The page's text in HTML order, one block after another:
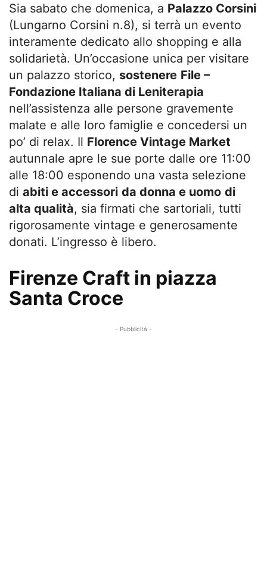
Sia sabato che domenica, a Palazzo Corsini
(Lungarno Corsini n.8), si terrà un evento
interamente dedicato allo shopping e alla
solidarietà. Un’occasione unica per visitare
un palazzo storico, sostenere File –
Fondazione Italiana di Leniterapia
nell’assistenza alle persone gravemente
malate e alle loro famiglie e concedersi un
po’ di relax. Il Florence Vintage Market
autunnale apre le sue porte dalle ore 11:00
alle 18:00 esponendo una vasta selezione
di abiti e accessori da donna e uomo di
alta qualità, sia firmati che sartoriali, tutti
rigorosamente vintage e generosamente
donati. L’ingresso è libero.
Firenze Craft in piazza
Santa Croce
- Pubblicità -